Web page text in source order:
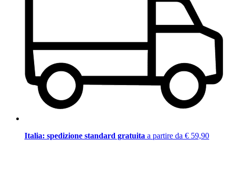
Italia: spedizione standard gratuita a partire da € 59,90